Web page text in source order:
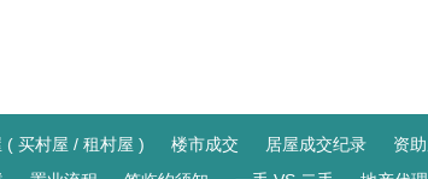
( 买村屋 / 租村屋 ) 楼市成交 居屋成交纪录 资